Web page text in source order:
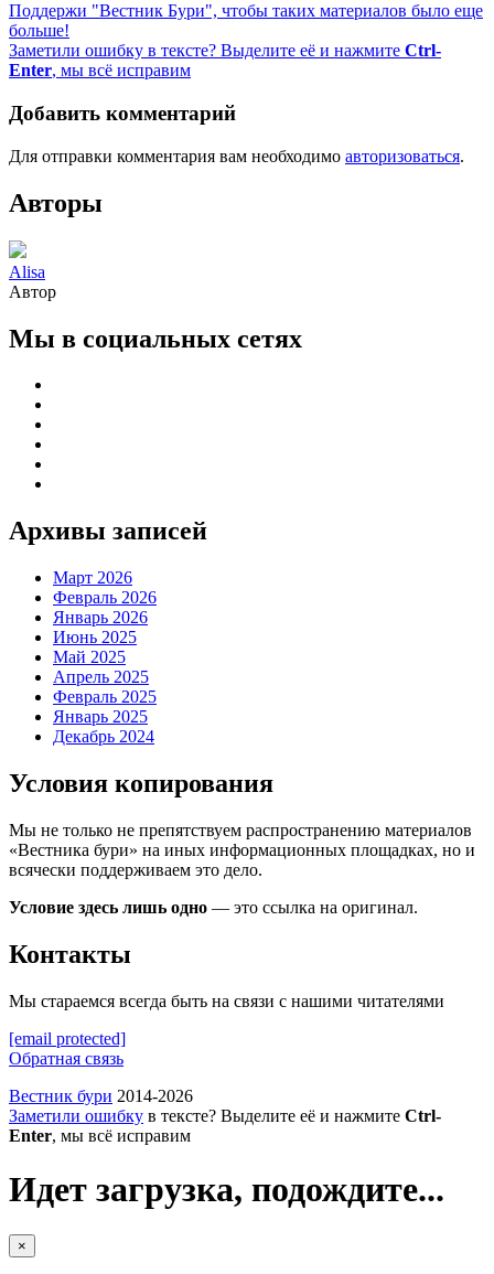
Поддержи "Вестник Бури", чтобы таких материалов было еще
больше!
Заметили ошибку в тексте? Выделите её и нажмите Ctrl-
Enter, мы всё исправим
Добавить комментарий
Для отправки комментария вам необходимо авторизоваться.
Авторы
Alisa
Автор
Мы в социальных сетях
Архивы записей
Март 2026
Февраль 2026
Январь 2026
Июнь 2025
Май 2025
Апрель 2025
Февраль 2025
Январь 2025
Декабрь 2024
Условия копирования
Мы не только не препятствуем распространению материалов
«Вестника бури» на иных информационных площадках, но и
всячески поддерживаем это дело.
Условие здесь лишь одно — это ссылка на оригинал.
Контакты
Мы стараемся всегда быть на связи с нашими читателями
[email protected]
Обратная связь
Вестник бури 2014-2026
Заметили ошибку в тексте? Выделите её и нажмите Ctrl-
Enter, мы всё исправим
Идет загрузка, подождите...
×